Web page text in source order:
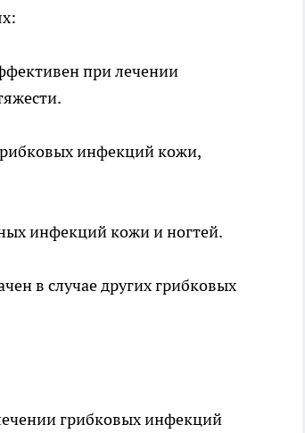
при лечении
инфекций кожи,
инфекций кожи и ногтей.
в случае других грибковых
грибковых инфекций